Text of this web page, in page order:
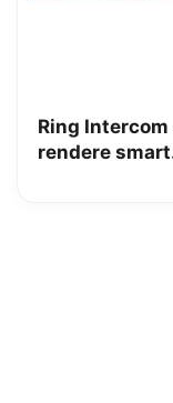
Ring Intercom
rendere smart